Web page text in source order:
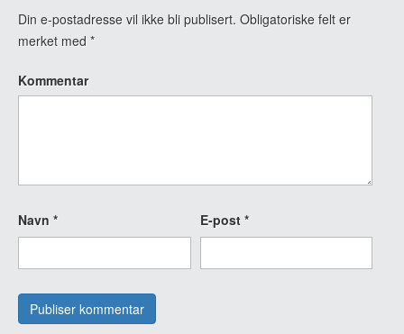
Din e-postadresse vil ikke bli publisert. Obligatoriske felt er
merket med *
Kommentar
Navn * E-post *